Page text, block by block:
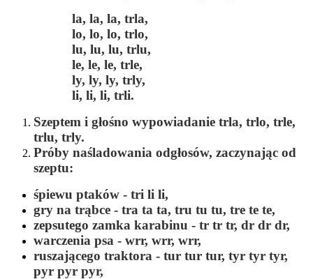
la, la, la, trla,
lo, lo, lo, trlo,
lu, lu, lu, trlu,
le, le, le, trle,
ly, ly, ly, trly,
li, li, li, trli.
Szeptem i głośno wypowiadanie trla, trlo, trle,
trlu, trly.
Próby naśladowania odgłosów, zaczynając od
szeptu:
śpiewu ptaków - tri li li,
gry na trąbce - tra ta ta, tru tu tu, tre te te,
zepsutego zamka karabinu - tr tr tr, dr dr dr,
warczenia psa - wrr, wrr, wrr,
ruszającego traktora - tur tur tur, tyr tyr tyr,
pyr pyr pyr,